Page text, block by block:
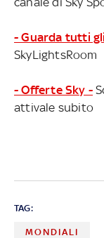
- Guarda tutti
SkyLightsRoom
- Offerte Sky -
attivale subito
TAG:
MONDIALI